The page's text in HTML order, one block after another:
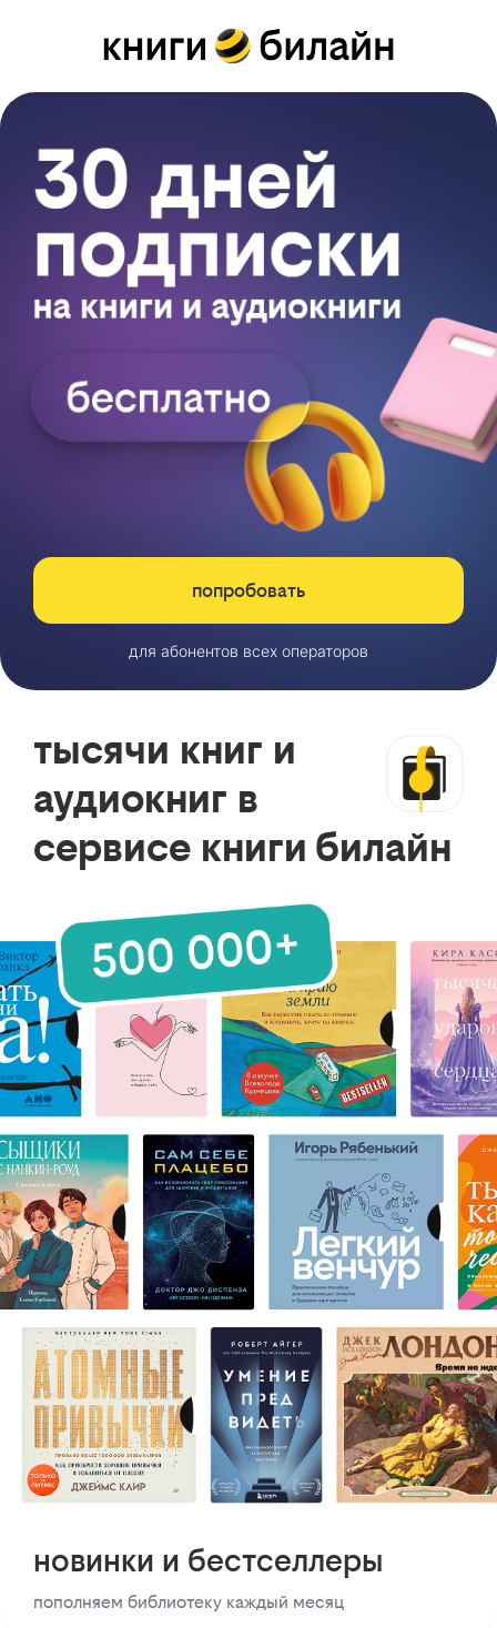
попробовать
для абонентов всех операторов
тысячи книг и
аудиокниг в
сервисе книги билайн
новинки и бестселлеры
пополняем библиотеку каждый месяц